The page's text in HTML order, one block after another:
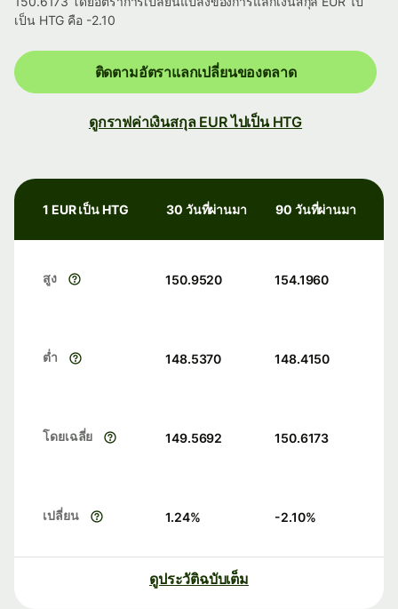
เป็น HTG คือ -2.10
ติดตามอัตราแลกเปลี่ยนของตลาด
ดูกราฟค่าเงินสกุล EUR ไปเป็น HTG
1 EUR เป็น HTG 30 วันที่ผ่านมา 90 วันที่ผ่านมา
สูง 150.9520 154.1960
ต่ำ 148.5370 148.4150
โดยเฉลี่ย 149.5692 150.6173
เปลี่ยน 1.24% -2.10%
ดูประวัติฉบับเต็ม